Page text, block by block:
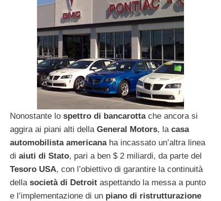
Nonostante lo spettro di bancarottache ancora si
aggira ai piani alti della General Motors, la casa
automobilista americanaha incassato un’altra linea
di aiuti di Stato, pari a ben $ 2 miliardi, da parte del
Tesoro USA, con l’obiettivo di garantire la continuità
della società di Detroit aspettando la messa a punto
e l’implementazione di un piano di ristrutturazione